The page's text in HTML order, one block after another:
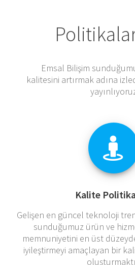
Emsal Bilişim
kalitesini artırmak adına
Kalite
Gelişen en güncel teknoloji
sunduğumuz ürün ve
memnuniyetini en üst
iyileştirmeyi amaçlayan bir